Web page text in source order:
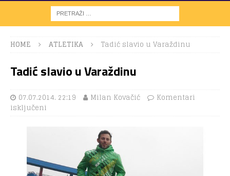
HOME ATLETIKA Tadić slavio u Varaždinu
Tadić slavio u Varaždinu
07.07.2014. 22:19 Milan Kovačić
Komentari
isključeni